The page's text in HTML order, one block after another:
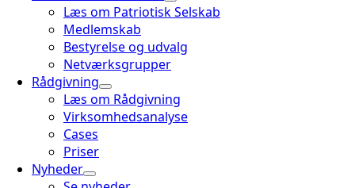
Læs om Patriotisk Selskab
Medlemskab
Bestyrelse og udvalg
Netværksgrupper
Rådgivning
Læs om Rådgivning
Virksomhedsanalyse
Cases
Priser
Nyheder